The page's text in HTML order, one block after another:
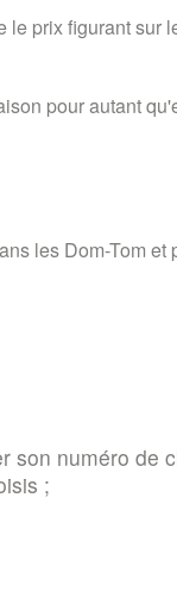
le prix figurant sur
pour autant
les Dom-Tom
son numéro de
;